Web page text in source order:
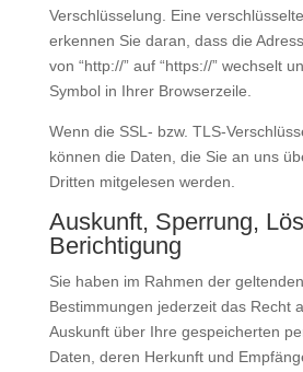
Verschlüsselung. Eine
erkennen Sie daran, dass die
von “http://” auf “https://” wechselt
Symbol in Ihrer Browserzeile.
Wenn die SSL- bzw. TLS-
können die Daten, die Sie an uns
Dritten mitgelesen werden.
Auskunft, Sperrung,
Berichtigung
Sie haben im Rahmen der
Bestimmungen jederzeit das Recht
Auskunft über Ihre gespeicherten
Daten, deren Herkunft und